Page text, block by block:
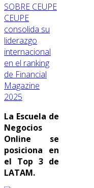
SOBRE CEUPE
CEUPE
consolida su
liderazgo
internacional
en el ranking
de Financial
Magazine
2025
La Escuela de
Negocios
Online se
posiciona en
el Top 3 de
LATAM.